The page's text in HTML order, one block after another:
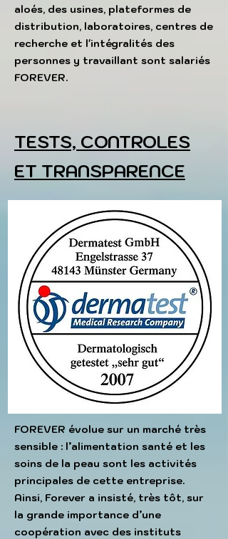
aloés, des usines, plateformes de
distribution, laboratoires, centres de
recherche et l'intégralités des
personnes y travaillant sont salariés
FOREVER.
TESTS, CONTROLES
ET TRANSPARENCE
FOREVER évolue sur un marché très
sensible : l’alimentation santé et les
soins de la peau sont les activités
principales de cette entreprise.
Ainsi, Forever a insisté, très tôt, sur
la grande importance d’une
coopération avec des instituts